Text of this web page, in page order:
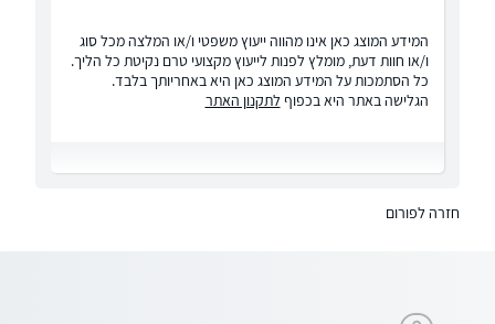
המידע המוצג כאן אינו מהווה ייעוץ משפטי ו/או המלצה מכל סוג
ו/או חוות דעת, מומלץ לפנות לייעוץ מקצועי טרם נקיטת כל הליך.
כל הסתמכות על המידע המוצג כאן היא באחריותך בלבד.
הגלישה באתר היא בכפוף לתקנון האתר
חזרה לפורום